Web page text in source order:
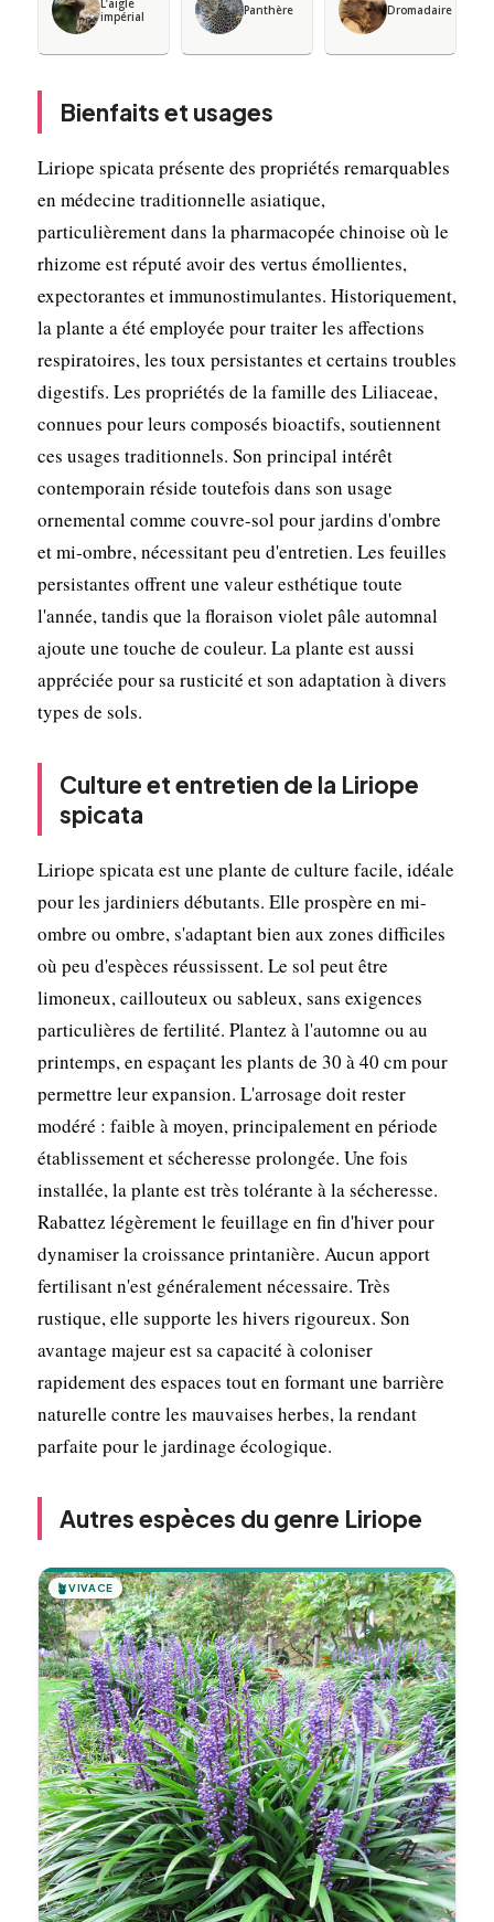
L’aigle
impérial
Panthère Dromadaire
Bienfaits et usages
Liriope spicata présente des propriétés remarquables
en médecine traditionnelle asiatique,
particulièrement dans la pharmacopée chinoise où le
rhizome est réputé avoir des vertus émollientes,
expectorantes et immunostimulantes. Historiquement,
la plante a été employée pour traiter les affections
respiratoires, les toux persistantes et certains troubles
digestifs. Les propriétés de la famille des Liliaceae,
connues pour leurs composés bioactifs, soutiennent
ces usages traditionnels. Son principal intérêt
contemporain réside toutefois dans son usage
ornemental comme couvre-sol pour jardins d'ombre
et mi-ombre, nécessitant peu d'entretien. Les feuilles
persistantes offrent une valeur esthétique toute
l'année, tandis que la floraison violet pâle automnal
ajoute une touche de couleur. La plante est aussi
appréciée pour sa rusticité et son adaptation à divers
types de sols.
Culture et entretien de la Liriope
spicata
Liriope spicata est une plante de culture facile, idéale
pour les jardiniers débutants. Elle prospère en mi-
ombre ou ombre, s'adaptant bien aux zones difficiles
où peu d'espèces réussissent. Le sol peut être
limoneux, caillouteux ou sableux, sans exigences
particulières de fertilité. Plantez à l'automne ou au
printemps, en espaçant les plants de 30 à 40 cm pour
permettre leur expansion. L'arrosage doit rester
modéré : faible à moyen, principalement en période
établissement et sécheresse prolongée. Une fois
installée, la plante est très tolérante à la sécheresse.
Rabattez légèrement le feuillage en fin d'hiver pour
dynamiser la croissance printanière. Aucun apport
fertilisant n'est généralement nécessaire. Très
rustique, elle supporte les hivers rigoureux. Son
avantage majeur est sa capacité à coloniser
rapidement des espaces tout en formant une barrière
naturelle contre les mauvaises herbes, la rendant
parfaite pour le jardinage écologique.
Autres espèces du genre Liriope
🪴VIVACE